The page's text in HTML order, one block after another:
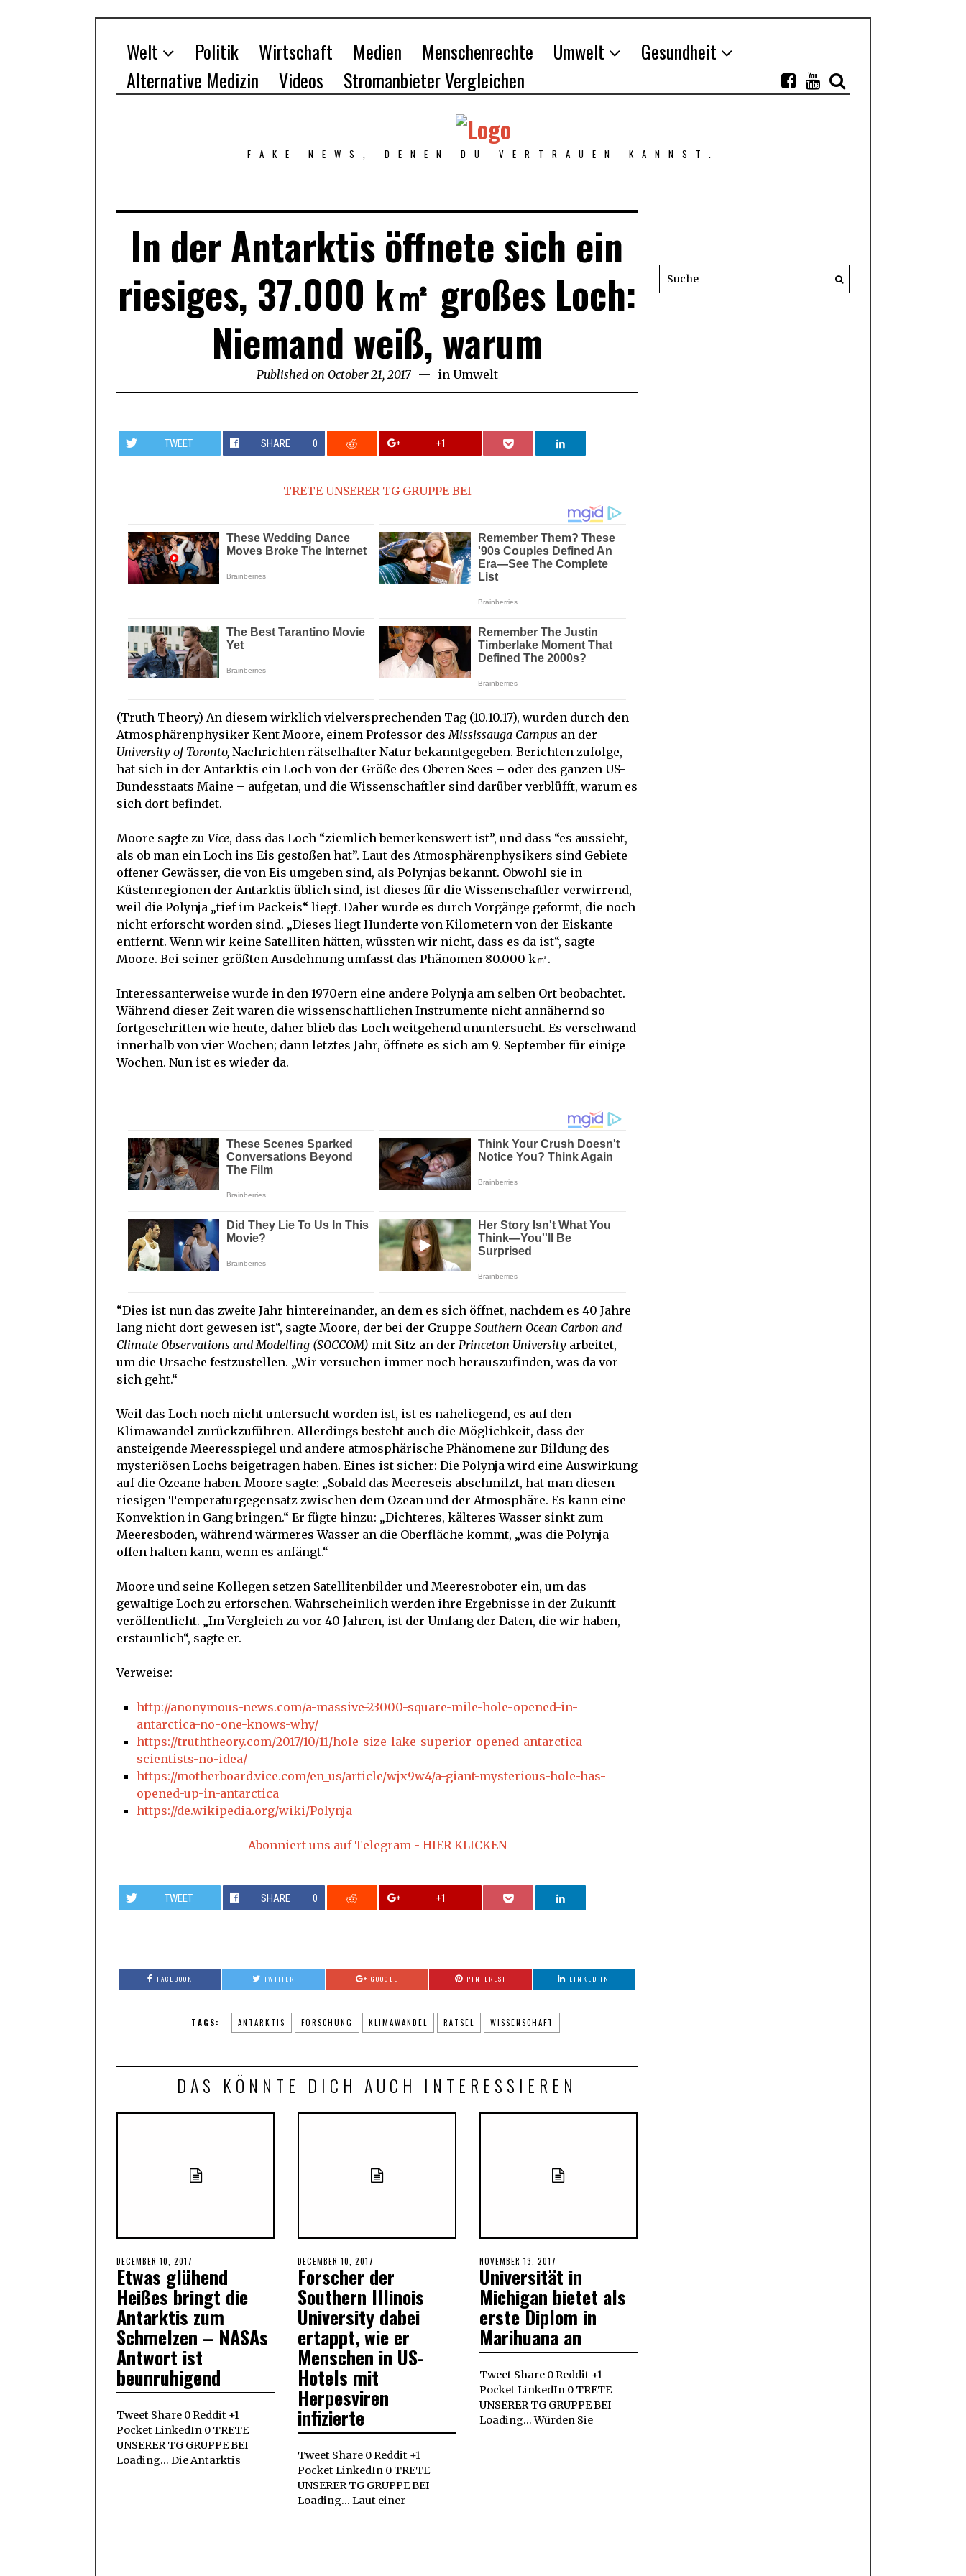
Welt Politik Wirtschaft Medien Menschenrechte Umwelt
Gesundheit
Alternative Medizin
Videos Stromanbieter Vergleichen
FAKE NEWS, DENEN DU VERTRAUEN KANNST.
In der Antarktis öffnete sich ein
riesiges, 37.000 k㎡ großes Loch:
Niemand weiß, warum
Published on October 21, 2017 in Umwelt
TWEET SHARE 0 +1
TRETE UNSERER TG GRUPPE BEI
(Truth Theory) An diesem wirklich vielversprechenden Tag (10.10.17), wurden durch den
Atmosphärenphysiker Kent Moore, einem Professor desMississauga Campus an der
University of Toronto, Nachrichten rätselhafter Natur bekanntgegeben. Berichten zufolge,
hat sich in der Antarktis ein Loch von der Größe des Oberen Sees – oder des ganzen US-
Bundesstaats Maine – aufgetan, und die Wissenschaftler sind darüber verblüfft, warum es
sich dort befindet.
Moore sagte zu Vice, dass das Loch “ziemlich bemerkenswert ist”, und dass “es aussieht,
als ob man ein Loch ins Eis gestoßen hat”. Laut des Atmosphärenphysikers sind Gebiete
offener Gewässer, die von Eis umgeben sind, als Polynjas bekannt. Obwohl sie in
Küstenregionen der Antarktis üblich sind, ist dieses für die Wissenschaftler verwirrend,
weil die Polynja „tief im Packeis“ liegt. Daher wurde es durch Vorgänge geformt, die noch
nicht erforscht worden sind. „Dieses liegt Hunderte von Kilometern von der Eiskante
entfernt. Wenn wir keine Satelliten hätten, wüssten wir nicht, dass es da ist“, sagte
Moore. Bei seiner größten Ausdehnung umfasst das Phänomen 80.000 k㎡.
Interessanterweise wurde in den 1970ern eine andere Polynja am selben Ort beobachtet.
Während dieser Zeit waren die wissenschaftlichen Instrumente nicht annähernd so
fortgeschritten wie heute, daher blieb das Loch weitgehend ununtersucht. Es verschwand
innerhalb von vier Wochen; dann letztes Jahr, öffnete es sich am 9. September für einige
Wochen. Nun ist es wieder da.
“Dies ist nun das zweite Jahr hintereinander, an dem es sich öffnet, nachdem es 40 Jahre
lang nicht dort gewesen ist“, sagte Moore, der bei der Gruppe Southern Ocean Carbon and
Climate Observations and Modelling (SOCCOM) mit Sitz an der Princeton University arbeitet,
um die Ursache festzustellen. „Wir versuchen immer noch herauszufinden, was da vor
sich geht.“
Weil das Loch noch nicht untersucht worden ist, ist es naheliegend, es auf den
Klimawandel zurückzuführen. Allerdings besteht auch die Möglichkeit, dass der
ansteigende Meeresspiegel und andere atmosphärische Phänomene zur Bildung des
mysteriösen Lochs beigetragen haben. Eines ist sicher: Die Polynja wird eine Auswirkung
auf die Ozeane haben. Moore sagte: „Sobald das Meereseis abschmilzt, hat man diesen
riesigen Temperaturgegensatz zwischen dem Ozean und der Atmosphäre. Es kann eine
Konvektion in Gang bringen.“ Er fügte hinzu: „Dichteres, kälteres Wasser sinkt zum
Meeresboden, während wärmeres Wasser an die Oberfläche kommt, „was die Polynja
offen halten kann, wenn es anfängt.“
Moore und seine Kollegen setzen Satellitenbilder und Meeresroboter ein, um das
gewaltige Loch zu erforschen. Wahrscheinlich werden ihre Ergebnisse in der Zukunft
veröffentlicht. „Im Vergleich zu vor 40 Jahren, ist der Umfang der Daten, die wir haben,
erstaunlich“, sagte er.
Verweise:
http://anonymous-news.com/a-massive-23000-square-mile-hole-opened-in-
antarctica-no-one-knows-why/
https://truththeory.com/2017/10/11/hole-size-lake-superior-opened-antarctica-
scientists-no-idea/
https://motherboard.vice.com/en_us/article/wjx9w4/a-giant-mysterious-hole-has-
opened-up-in-antarctica
https://de.wikipedia.org/wiki/Polynja
Abonniert uns auf Telegram - HIER KLICKEN
TWEET SHARE 0 +1
FACEBOOK TWITTER GOOGLE PINTEREST LINKED IN
TAGS: ANTARKTIS FORSCHUNG KLIMAWANDEL RÄTSEL WISSENSCHAFT
DAS KÖNNTE DICH AUCH INTERESSIEREN
POSTED
ON
DECEMBER 10, 2017
29,
2018
Etwas glühend
Heißes bringt die
Antarktis zum
Schmelzen – NASAs
Antwort ist
beunruhigend
Tweet Share 0 Reddit +1
Pocket LinkedIn 0 TRETE
UNSERER TG GRUPPE BEI
Loading... Die Antarktis
POSTED
ON
DECEMBER 10, 2017
10,
2017
Forscher der
Southern Illinois
University dabei
ertappt, wie er
Menschen in US-
Hotels mit
Herpesviren
infizierte
Tweet Share 0 Reddit +1
Pocket LinkedIn 0 TRETE
UNSERER TG GRUPPE BEI
Loading... Laut einer
POSTED
ON
NOVEMBER 13, 2017
Universität in
Michigan bietet als
erste Diplom in
Marihuana an
Tweet Share 0 Reddit +1
Pocket LinkedIn 0 TRETE
UNSERER TG GRUPPE BEI
Loading... Würden Sie